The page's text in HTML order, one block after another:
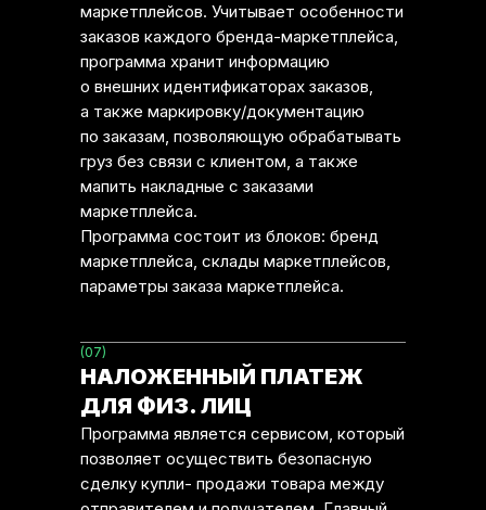
маркетплейсов. Учитывает особенности
заказов каждого бренда-маркетплейса,
программа хранит информацию
о внешних идентификаторах заказов,
а также маркировку/документацию
по заказам, позволяющую обрабатывать
груз без связи с клиентом, а также
мапить накладные с заказами
маркетплейса.
Программа состоит из блоков: бренд
маркетплейса, склады маркетплейсов,
параметры заказа маркетплейса.
(07)
НАЛОЖЕННЫЙ ПЛАТЕЖ
ДЛЯ ФИЗ. ЛИЦ
Программа является сервисом, который
позволяет осуществить безопасную
сделку купли- продажи товара между